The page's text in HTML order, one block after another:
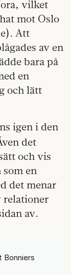
vilket
mot Oslo
Att
av en
bara på
en
och lätt
igen i den
det
och vis
som en
det menar
relationer
av.
Bonniers